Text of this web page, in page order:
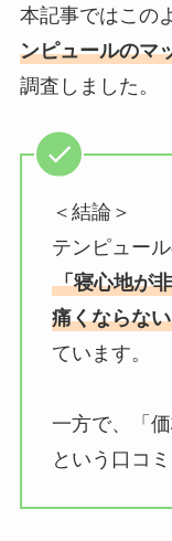
本記事ではこの
ンピュールのマ
調査しました。
＜結論＞
テンピュー
「寝心地が
痛くならな
ています。
一方で、「
という口コ